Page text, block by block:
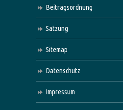
Beitragsordnung
Satzung
Sitemap
Datenschutz
Impressum